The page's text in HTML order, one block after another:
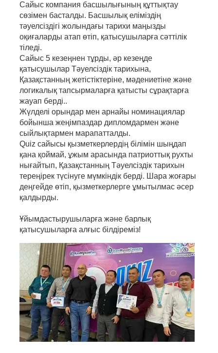
Сайыс компания басшылығының құттықтау
сөзімен басталды. Басшылық еліміздің
тәуелсіздігі жолындағы тарихи маңызды
оқиғаларды атап өтіп, қатысушыларға сәттілік
тіледі.
Сайыс 5 кезеңнен тұрды, әр кезеңде
қатысушылар Тәуелсіздік тарихына,
Қазақстанның жетістіктеріне, мәдениетіне және
логикалық тапсырмаларға қатысты сұрақтарға
жауап берді..
Жүлделі орындар мен арнайы номинациялар
бойынша жеңімпаздар дипломдармен және
сыйлықтармен марапатталды.
Quiz сайысы қызметкерлердің білімін шыңдап
қана қоймай, ұжым арасында патриоттық рухты
нығайтып, Қазақстанның Тәуелсіздік тарихын
тереңірек түсінуге мүмкіндік берді. Шара жоғары
деңгейде өтіп, қызметкерлерге ұмытылмас әсер
қалдырды.
Ұйымдастырушыларға және барлық
қатысушыларға алғыс білдіреміз!